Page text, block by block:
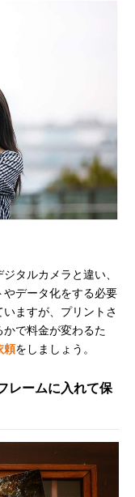
タルカメラと違い、
やデータ化をする必要
ますが、プリントさ
で料金が変わるた
頼をしましょう。
レームに入れて保